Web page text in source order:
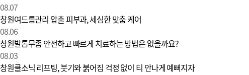
08.07
창원여드름관리 압출 피부과, 세심한 맞춤 케어
08.06
창원발톱무좀 안전하고 빠르게 치료하는 방법은 없을까요?
08.03
창원쿨소닉 리프팅, 붓기와 붉어짐 걱정 없이 티 안나게 예뻐지자